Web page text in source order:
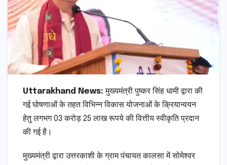
Uttarakhand News: मुख्यमंत्री पुष्कर सिंह धामी द्वारा की
गई घोषणाओं के तहत विभिन्न विकास योजनाओं के क्रियान्वयन
हेतु लगभग 03 करोड़ 25 लाख रूपये की वित्तीय स्वीकृति प्रदान
की गई है।
मुख्यमंत्री द्वारा उत्तरकाशी के ग्राम पंचायत कालसा में सोमेश्वर